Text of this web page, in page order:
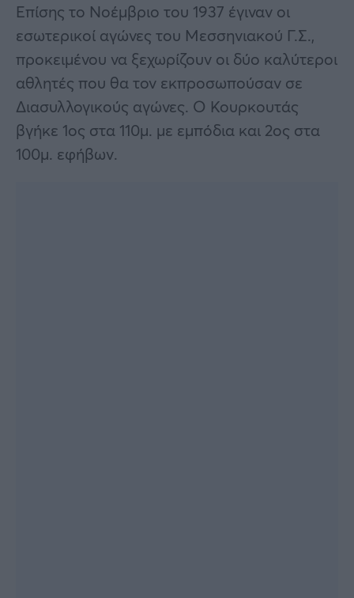
Επίσης το Νοέμβριο του 1937 έγιναν οι
εσωτερικοί αγώνες του Μεσσηνιακού Γ.Σ.,
προκειμένου να ξεχωρίζουν οι δύο καλύτεροι
αθλητές που θα τον εκπροσωπούσαν σε
Διασυλλογικούς αγώνες. Ο Κουρκουτάς
βγήκε 1ος στα 110μ. με εμπόδια και 2ος στα
100μ. εφήβων.